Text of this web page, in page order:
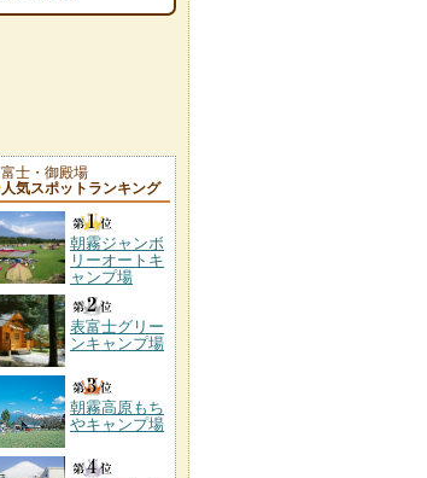
富士・御殿場
人気スポットランキング
朝霧ジャンボ
リーオートキ
ャンプ場
表富士グリー
ンキャンプ場
朝霧高原もち
やキャンプ場